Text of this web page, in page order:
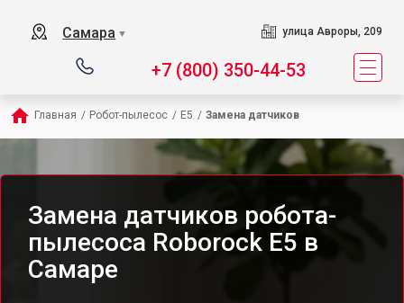
Самара ▼ улица Авроры, 209
+7 (800) 350-44-53
Главная / Робот-пылесос / E5 / Замена датчиков
Замена датчиков робота-
пылесоса Roborock E5 в
Самаре